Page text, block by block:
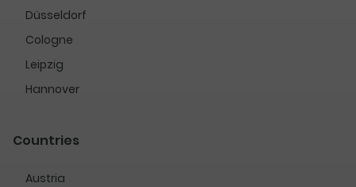
Düsseldorf
Cologne
Leipzig
Hannover
Countries
Austria